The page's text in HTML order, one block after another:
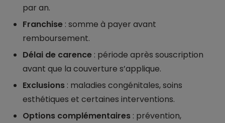
par an.
Franchise : somme à payer avant
remboursement.
Délai de carence : période après souscription
avant que la couverture s’applique.
Exclusions : maladies congénitales, soins
esthétiques et certaines interventions.
Options complémentaires : prévention,